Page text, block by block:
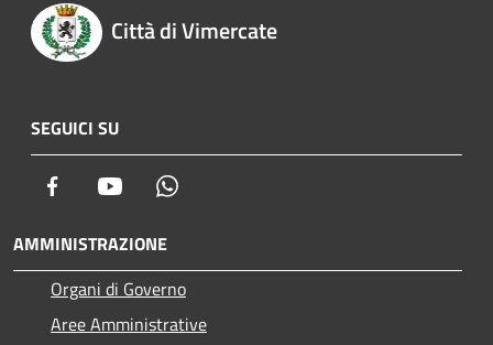
Città di Vimercate
SEGUICI SU
Facebook Youtube
AMMINISTRAZIONE
Organi di Governo
Aree Amministrative